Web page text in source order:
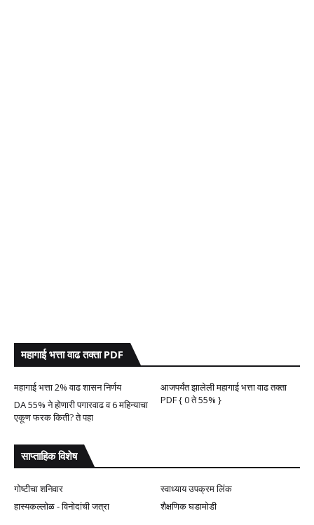
महागाई भत्ता वाढ तक्ता PDF
महागाई भत्ता 2% वाढ शासन निर्णय
आजपर्यंत झालेली महागाई भत्ता वाढ तक्ता
PDF { 0 ते 55% }
DA 55% ने होणारी पगारवाढ व 6 महिन्याचा
एकूण फरक किती? ते पहा
साप्ताहिक विशेष
गोष्टीचा शनिवार
स्वाध्याय उपक्रम लिंक
हास्यकल्लोळ - विनोदांची जत्रा
शैक्षणिक घडामोडी